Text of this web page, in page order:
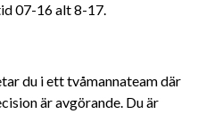
07-16 alt 8-17.
du i ett tvåmannateam där
är avgörande. Du är